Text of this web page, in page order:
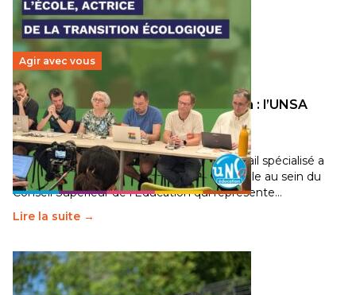
Agir avec vous
Transition écologique de l’éducation : l’UNSA
Éducation fait bouger les lignes
30 juin 2026-National
Pendant plusieurs mois, un groupe de travail spécialisé a
travaillé sur la transition écologique de l’Ecole au sein du
Conseil Supérieur de l’Éducation qui représente…
Lire la suite →